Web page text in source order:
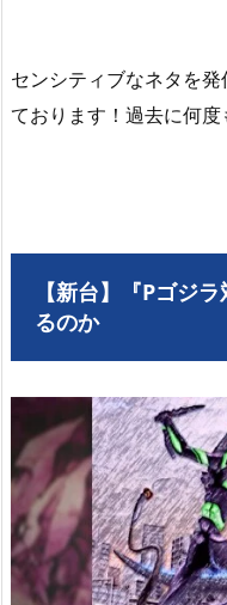
センシティブなネタを
ております！過去に何度
【新台】『Pゴジ
るのか